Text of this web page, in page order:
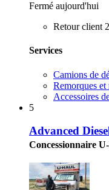
Fermé aujourd'hui
Retour client
Services
Camions de
Remorques et
Accessoires
5
Advanced
Concessionnaire